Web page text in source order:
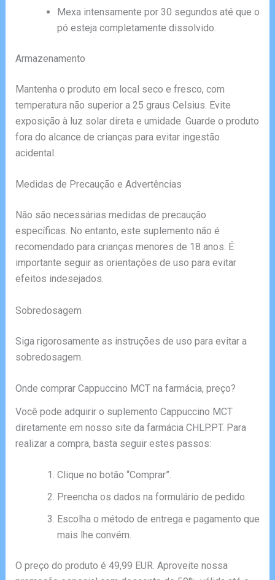
Mexa intensamente por 30 segundos até que o
pó esteja completamente dissolvido.
Armazenamento
Mantenha o produto em local seco e fresco, com
temperatura não superior a 25 graus Celsius. Evite
exposição à luz solar direta e umidade. Guarde o produto
fora do alcance de crianças para evitar ingestão
acidental.
Medidas de Precaução e Advertências
Não são necessárias medidas de precaução
específicas. No entanto, este suplemento não é
recomendado para crianças menores de 18 anos. É
importante seguir as orientações de uso para evitar
efeitos indesejados.
Sobredosagem
Siga rigorosamente as instruções de uso para evitar a
sobredosagem.
Onde comprar Cappuccino MCT na farmácia, preço?
Você pode adquirir o suplemento Cappuccino MCT
diretamente em nosso site da farmácia CHLP.PT. Para
realizar a compra, basta seguir estes passos:
Clique no botão “Comprar”.
Preencha os dados na formulário de pedido.
Escolha o método de entrega e pagamento que
mais lhe convém.
O preço do produto é 49,99 EUR. Aproveite nossa